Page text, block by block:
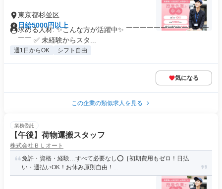
東京都杉並区
日給5000円以上
求める人材: ✨こんな方が活躍中✨ ￣￣￣￣￣￣￣￣￣￣￣￣
￣￣ ✅ 未経験からスタ...
週1日からOK シフト自由
気になる
この企業の類似求人を見る
業務委託
【午後】荷物運搬スタッフ
株式会社ＢＬオート
免許・資格・経験…すべて必要なし⭕️［初期費用もゼロ！日払
い・週払いOK！お休み原則自由！...